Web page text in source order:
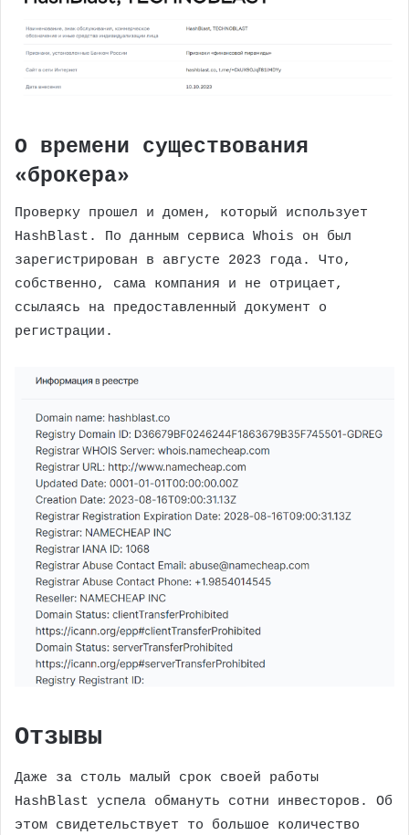
О времени существования
«брокера»
Проверку прошел и домен, который использует
HashBlast. По данным сервиса Whois он был
зарегистрирован в августе 2023 года. Что,
собственно, сама компания и не отрицает,
ссылаясь на предоставленный документ о
регистрации.
Отзывы
Даже за столь малый срок своей работы
HashBlast успела обмануть сотни инвесторов. Об
этом свидетельствует то большое количество